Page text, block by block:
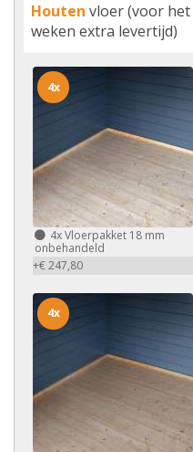
Houten vloer (voor
weken extra levertijd)
4xVloerpakket 18 mm
onbehandeld
+€ 247,80
4x
4x